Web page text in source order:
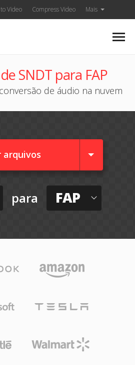
Video Compress Video Mais
SNDT para FAP
de áudio na nuvem
arquivos
para FAP